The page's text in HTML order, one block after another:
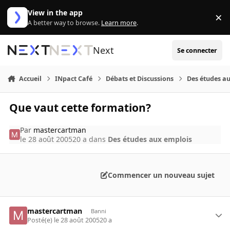
Aller au contenu
View in the app
A better way to browse. Learn more. ×
Next Se connecter
Accueil INpact Café Débats et Discussions Des études
Que vaut cette formation?
Par mastercartman
le 28 août 200520 a dans Des études aux emplois
Commencer un nouveau sujet
mastercartman Banni
Posté(e) le 28 août 200520 a